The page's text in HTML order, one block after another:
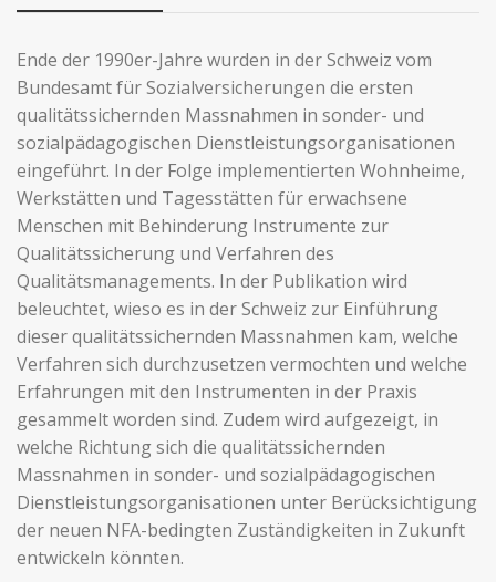
Ende der 1990er-Jahre wurden in der Schweiz vom
Bundesamt für Sozialversicherungen die ersten
qualitätssichernden Massnahmen in sonder- und
sozialpädagogischen Dienstleistungsorganisationen
eingeführt. In der Folge implementierten Wohnheime,
Werkstätten und Tagesstätten für erwachsene
Menschen mit Behinderung Instrumente zur
Qualitätssicherung und Verfahren des
Qualitätsmanagements. In der Publikation wird
beleuchtet, wieso es in der Schweiz zur Einführung
dieser qualitätssichernden Massnahmen kam, welche
Verfahren sich durchzusetzen vermochten und welche
Erfahrungen mit den Instrumenten in der Praxis
gesammelt worden sind. Zudem wird aufgezeigt, in
welche Richtung sich die qualitätssichernden
Massnahmen in sonder- und sozialpädagogischen
Dienstleistungsorganisationen unter Berücksichtigung
der neuen NFA-bedingten Zuständigkeiten in Zukunft
entwickeln könnten.